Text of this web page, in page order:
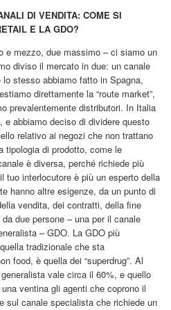
DI VENDITA: COME SI
E LA GDO?
e mezzo, due massimo – ci siamo un
diviso il mercato in due: un canale
stesso abbiamo fatto in Spagna,
direttamente la “route market”,
prevalentemente distributori. In Italia
e abbiamo deciso di dividere questo
relativo ai negozi che non trattano
tipologia di prodotto, come le
è diversa, perché richiede più
tuo interlocutore è più un esperto della
hanno altre esigenze, da un punto di
vendita, dei contratti, della fine
due persone – una per il canale
– GDO. La GDO più
tradizionale che sta
food, è quella dei “superdrug”. Al
vale circa il 60%, e quello
ventina gli agenti che coprono il
sul canale specialista che richiede un